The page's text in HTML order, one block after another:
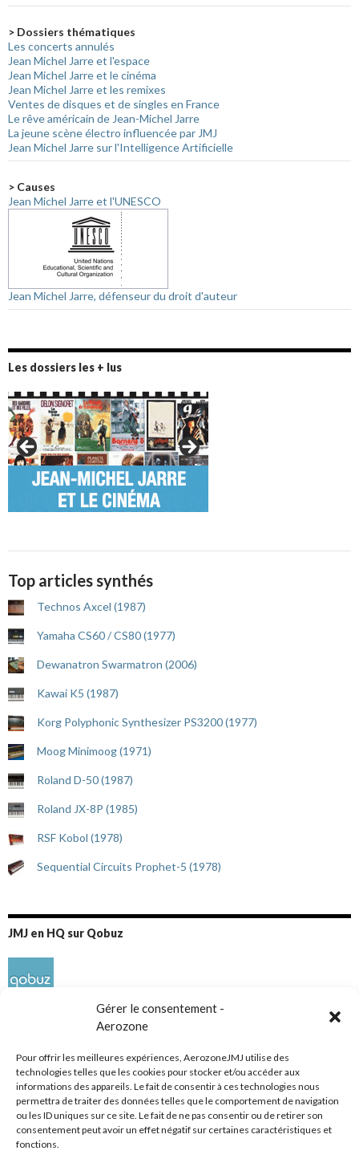
Gérer le consentement -
Aerozone
Pour offrir les meilleures expériences, AerozoneJMJ utilise des
technologies telles que les cookies pour stocker et/ou accéder aux
informations des appareils. Le fait de consentir à ces technologies nous
permettra de traiter des données telles que le comportement de navigation
ou les ID uniques sur ce site. Le fait de ne pas consentir ou de retirer son
consentement peut avoir un effet négatif sur certaines caractéristiques et
fonctions.
> Dossiers thématiques
Les concerts annulés
Jean Michel Jarre et l'espace
Jean Michel Jarre et le cinéma
Jean Michel Jarre et les remixes
Ventes de disques et de singles en France
Le rêve américain de Jean-Michel Jarre
La jeune scène électro influencée par JMJ
Jean Michel Jarre sur l'Intelligence Artificielle
> Causes
Jean Michel Jarre et l'UNESCO
Jean Michel Jarre, défenseur du droit d'auteur
Les dossiers les + lus
Top articles synthés
Technos Axcel (1987)
Yamaha CS60 / CS80 (1977)
Dewanatron Swarmatron (2006)
Kawai K5 (1987)
Korg Polyphonic Synthesizer PS3200 (1977)
Moog Minimoog (1971)
Roland D-50 (1987)
Roland JX-8P (1985)
RSF Kobol (1978)
Sequential Circuits Prophet-5 (1978)
JMJ en HQ sur Qobuz
Réseaux sociaux